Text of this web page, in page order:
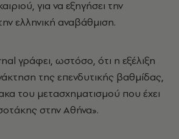
για να εξηγήσει την
ελληνική αναβάθμιση.
γράφει, ωστόσο, ότι η εξέλιξη
της επενδυτικής βαθμίδας,
του μετασχηματισμού που έχει
στην Αθήνα».